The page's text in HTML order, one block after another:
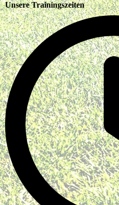
Unsere Trainingszeiten